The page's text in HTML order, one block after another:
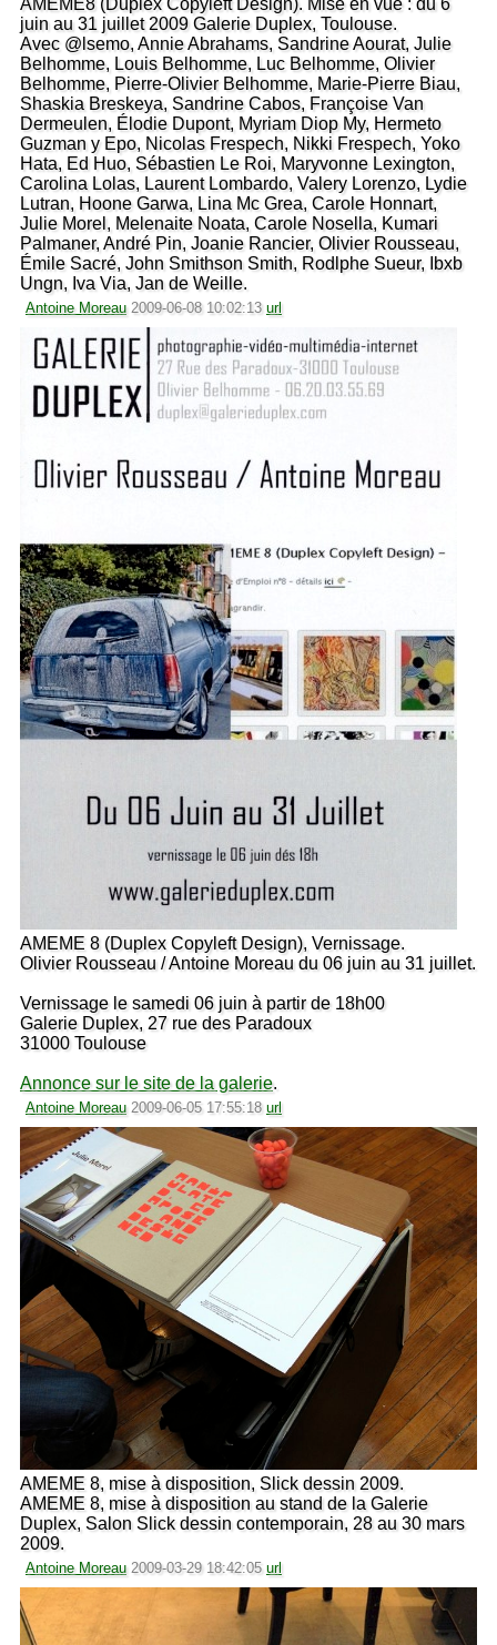
AMEME8 (Duplex Copyleft Design). Mise en vue : du 6
juin au 31 juillet 2009 Galerie Duplex, Toulouse.
Avec @lsemo, Annie Abrahams, Sandrine Aourat, Julie
Belhomme, Louis Belhomme, Luc Belhomme, Olivier
Belhomme, Pierre-Olivier Belhomme, Marie-Pierre Biau,
Shaskia Breskeya, Sandrine Cabos, Françoise Van
Dermeulen, Élodie Dupont, Myriam Diop My, Hermeto
Guzman y Epo, Nicolas Frespech, Nikki Frespech, Yoko
Hata, Ed Huo, Sébastien Le Roi, Maryvonne Lexington,
Carolina Lolas, Laurent Lombardo, Valery Lorenzo, Lydie
Lutran, Hoone Garwa, Lina Mc Grea, Carole Honnart,
Julie Morel, Melenaite Noata, Carole Nosella, Kumari
Palmaner, André Pin, Joanie Rancier, Olivier Rousseau,
Émile Sacré, John Smithson Smith, Rodlphe Sueur, Ibxb
Ungn, Iva Via, Jan de Weille.
Antoine Moreau 2009-06-08 10:02:13 url
AMEME 8 (Duplex Copyleft Design), Vernissage.
Olivier Rousseau / Antoine Moreau du 06 juin au 31 juillet.
Vernissage le samedi 06 juin à partir de 18h00
Galerie Duplex, 27 rue des Paradoux
31000 Toulouse
Annonce sur le site de la galerie.
Antoine Moreau 2009-06-05 17:55:18 url
AMEME 8, mise à disposition, Slick dessin 2009.
AMEME 8, mise à disposition au stand de la Galerie
Duplex, Salon Slick dessin contemporain, 28 au 30 mars
2009.
Antoine Moreau 2009-03-29 18:42:05 url